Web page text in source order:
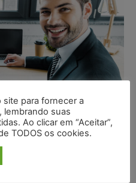
de Parceria –
para fornecer a
lembrando suas
Ao clicar em “Aceitar”,
TODOS os cookies.